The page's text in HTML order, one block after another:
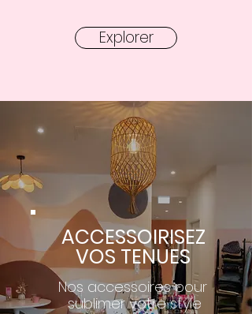
Explorer
ACCESSOIRISEZ
VOS TENUES
Nos accessoires pour
sublimer votre style